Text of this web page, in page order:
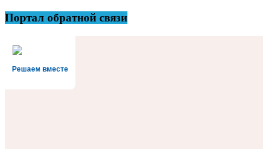
Портал обратной связи
Решаем вместе